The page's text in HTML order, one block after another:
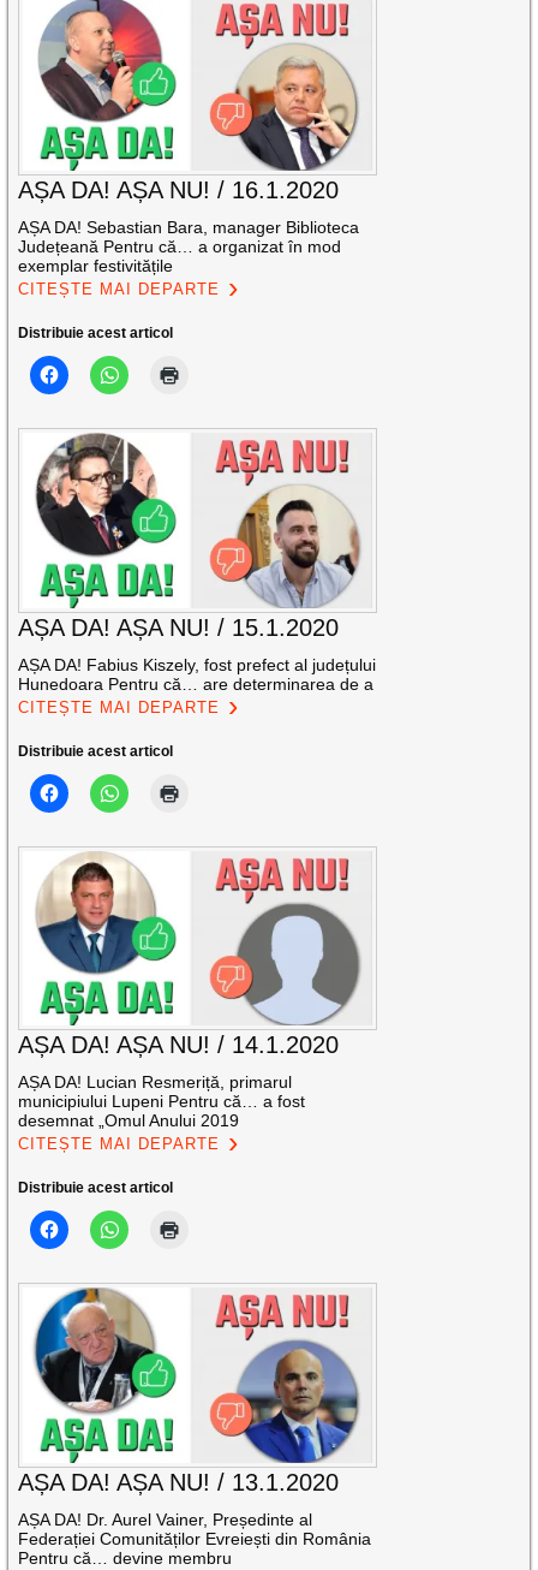
AȘA DA! AȘA NU! / 16.1.2020
AȘA DA! Sebastian Bara, manager Biblioteca
Județeană Pentru că… a organizat în mod
exemplar festivitățile
CITEȘTE MAI DEPARTE
Distribuie acest articol
AȘA DA! AȘA NU! / 15.1.2020
AȘA DA! Fabius Kiszely, fost prefect al județului
Hunedoara Pentru că… are determinarea de a
CITEȘTE MAI DEPARTE
Distribuie acest articol
AȘA DA! AȘA NU! / 14.1.2020
AȘA DA! Lucian Resmeriță, primarul
municipiului Lupeni Pentru că… a fost
desemnat „Omul Anului 2019
CITEȘTE MAI DEPARTE
Distribuie acest articol
AȘA DA! AȘA NU! / 13.1.2020
AȘA DA! Dr. Aurel Vainer, Președinte al
Federației Comunităților Evreiești din România
Pentru că… devine membru